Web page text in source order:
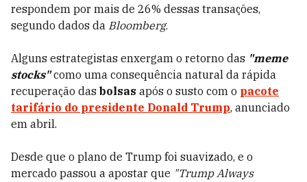
respondem por mais de 26% dessas transações,
segundo dados da Bloomberg.
Alguns estrategistas enxergam o retorno das "meme
stocks"como uma consequência natural da rápida
recuperação das bolsas após o susto com o pacote
tarifário do presidente Donald Trump, anunciado
em abril.
Desde que o plano de Trump foi suavizado, e o
mercado passou a apostar que "Trump Always